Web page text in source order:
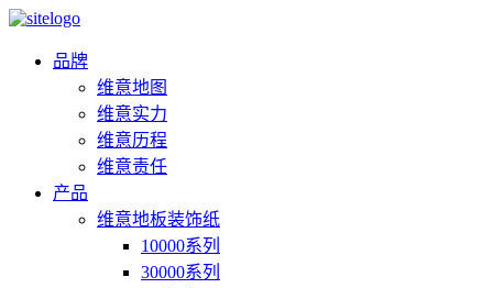
品牌
维意地图
维意实力
维意历程
维意责任
产品
维意地板装饰纸
10000系列
30000系列